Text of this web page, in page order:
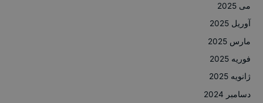
می 2025
آوریل 2025
مارس 2025
فوریه 2025
ژانویه 2025
دسامبر 2024